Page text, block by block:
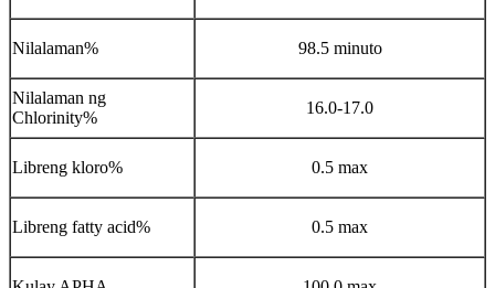
Nilalaman% 98.5 minuto
Nilalaman ng
Chlorinity%
16.0-17.0
Libreng kloro% 0.5 max
Libreng fatty acid% 0.5 max